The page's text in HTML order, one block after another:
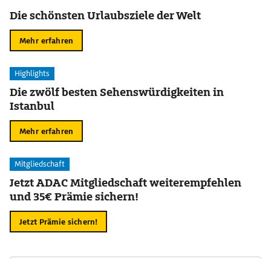
Die schönsten Urlaubsziele der Welt
Mehr erfahren
Highlights
Die zwölf besten Sehenswürdigkeiten in
Istanbul
Mehr erfahren
Mitgliedschaft
Jetzt ADAC Mitgliedschaft weiterempfehlen
und 35€ Prämie sichern!
Jetzt Prämie sichern!